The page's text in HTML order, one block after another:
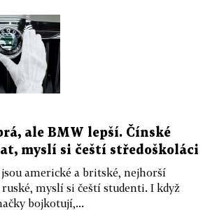
ale BMW lepší. Čínské
myslí si čeští středoškoláci
americké a britské, nejhorší
myslí si čeští studenti. I když
bojkotují,...